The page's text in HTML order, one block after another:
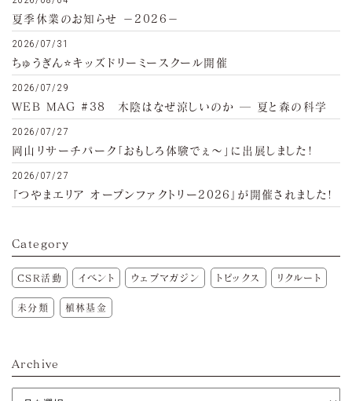
夏季休業のお知らせ −2026−
2026/07/31
ちゅうぎん⭐キッズドリーミースクール開催
2026/07/29
WEB MAG #38 木陰はなぜ涼しいのか ─ 夏と森の科学
2026/07/27
岡山リサーチパーク「おもしろ体験でぇ～」に出展しました!
2026/07/27
『つやまエリア オープンファクトリー2026』が開催されました!
Category
CSR活動 イベント ウェブマガジン トピックス リクルート
未分類 植林基金
Archive